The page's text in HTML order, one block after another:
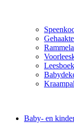
Baby- en